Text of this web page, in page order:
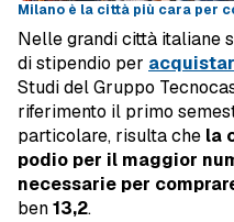
Milano è la città più cara per
Nelle grandi città italiane
di stipendio per
Studi del Gruppo
riferimento il primo
particolare, risulta che la
podio per il maggior
necessarie per
ben13,2.